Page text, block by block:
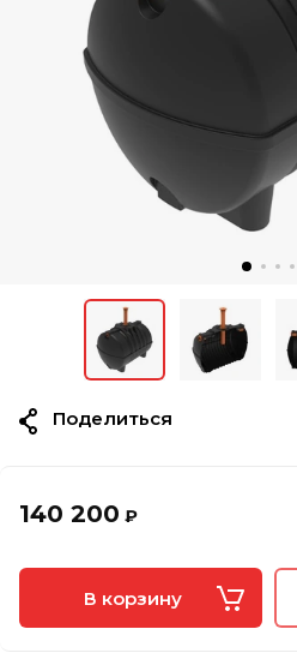
140 200 ₽
В корзину
Поделиться